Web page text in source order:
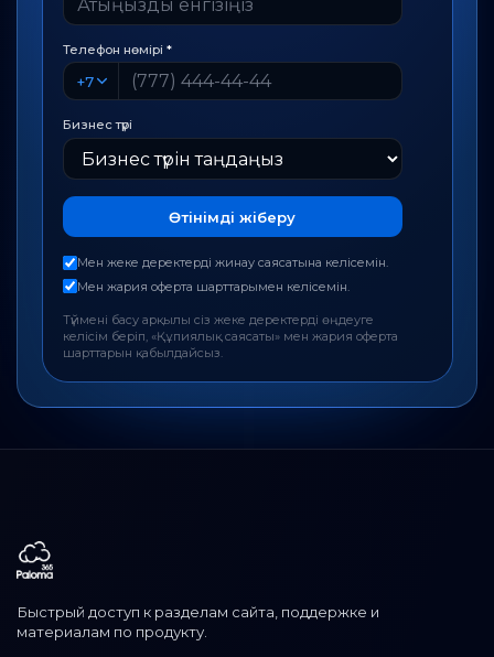
Телефон нөмірі *
+7
Бизнес түрі
Өтінімді жіберу
Мен жеке деректерді жинау саясатына келісемін.
Мен жария оферта шарттарымен келісемін.
Түймені басу арқылы сіз жеке деректерді өңдеуге
келісім беріп, «Құпиялық саясаты» мен жария оферта
шарттарын қабылдайсыз.
Быстрый доступ к разделам сайта, поддержке и
материалам по продукту.